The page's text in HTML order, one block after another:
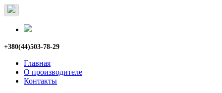
+380(44)503-78-29
Главная
О производителе
Контакты